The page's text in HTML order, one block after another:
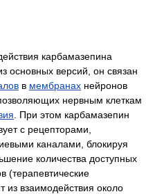
карбамазепина
основных версий, он связан
в мембранах нейронов
нервным клеткам
. При этом карбамазепин
с рецепторами,
каналами, блокируя
количества доступных
(терапевтические
из взаимодействия около